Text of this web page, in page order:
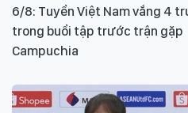
6/8: Tuyển Việt Nam vắng 4
trong buổi tập trước trận gặp
Campuchia